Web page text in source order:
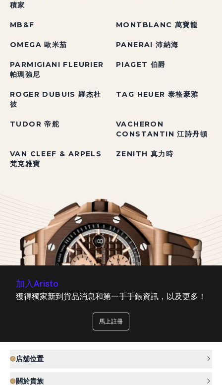
積家
MB&F MONTBLANC 萬寶龍
OMEGA 歐米茄 PANERAI 沛納海
PARMIGIANI FLEURIER
帕瑪強尼
PIAGET 伯爵
ROGER DUBUIS 羅杰杜
彼
TAG HEUER 泰格豪雅
TUDOR 帝舵
VACHERON
CONSTANTIN 江詩丹頓
VAN CLEEF & ARPELS
梵克雅寶
ZENITH 真力時
加入Aristo
獲得獨家新到貨品消息和第一手手錶資訊，以及更多！
馬上註冊
店舖位置
關於貴族